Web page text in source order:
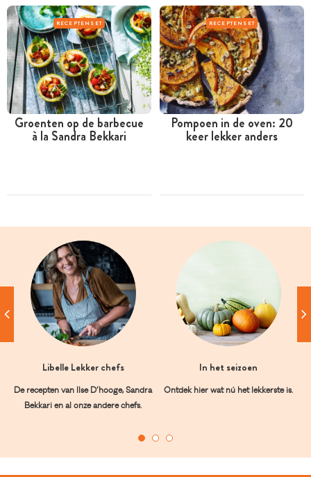
RECEPTENSET
Groenten op de barbecue
à la Sandra Bekkari
RECEPTENSET
Pompoen in de oven: 20
keer lekker anders
Libelle Lekker chefs
De recepten van Ilse D’hooge, Sandra
Bekkari en al onze andere chefs.
In het seizoen
Ontdek hier wat nú het lekkerste is.